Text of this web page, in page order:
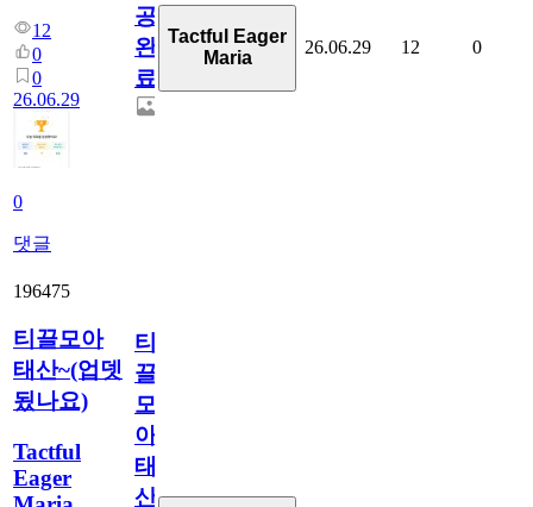
12
0
0
26.06.29
0
댓글
공
완
료
Tactful Eager
Maria
26.06.29 12 0
196475
티끌모아
태산~(업뎃
됬나요)
Tactful
Eager
티
끌
모
아
태
산